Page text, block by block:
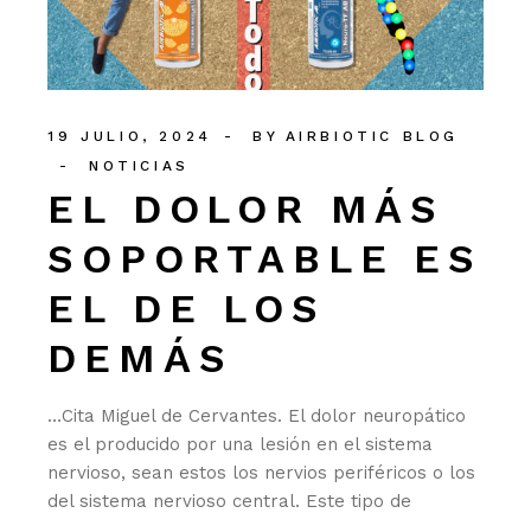
19 JULIO, 2024 BY
AIRBIOTIC BLOG
NOTICIAS
EL DOLOR MÁS
SOPORTABLE ES
EL DE LOS
DEMÁS
…Cita Miguel de Cervantes. El dolor neuropático
es el producido por una lesión en el sistema
nervioso, sean estos los nervios periféricos o los
del sistema nervioso central. Este tipo de